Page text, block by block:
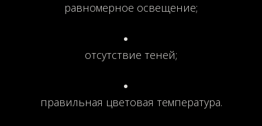
равномерное освещение;
отсутствие теней;
правильная цветовая температура.